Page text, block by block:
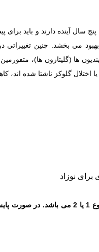
در تحمل گلوکز پس از زایمان، تا 60 درصد خطر ابتلا به
می بخشد. چنین تغییراتی
ها (گلیتازون ها)،
خطرات دیابت بارداری بر نوزاد در مادران مبتلا به